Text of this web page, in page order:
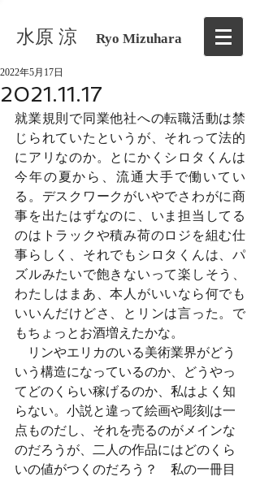
水原 涼 Ryo Mizuhara
2021.11.17
2022年5月17日
就業規則で同業他社への転職活動は禁
じられていたというが、それって法的
にアリなのか。とにかくシロタくんは
今年の夏から、流通大手で働いてい
る。デスクワークがいやでさわがに商
事を出たはずなのに、いま担当してる
のはトラックや積み荷のロジを組む仕
事らしく、それでもシロタくんは、パ
ズルみたいで飽きないって楽しそう、
わたしはまあ、本人がいいなら何でも
いいんだけどさ、とリンは言った。で
もちょっとお酒増えたかな。
リンやエリカのいる美術業界がどう
いう構造になっているのか、どうやっ
てどのくらい稼げるのか、私はよく知
らない。小説と違って絵画や彫刻は一
点ものだし、それを売るのがメインな
のだろうが、二人の作品にはどのくら
いの値がつくのだろう？　私の一冊目